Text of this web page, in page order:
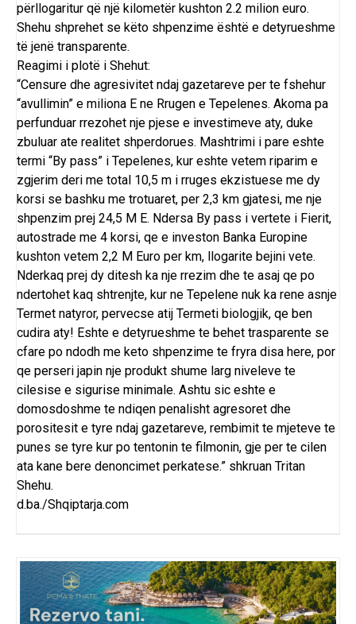
përllogaritur që një kilometër kushton 2.2 milion euro.
Shehu shprehet se këto shpenzime është e detyrueshme
të jenë transparente.
Reagimi i plotë i Shehut:
“Censure dhe agresivitet ndaj gazetareve per te fshehur
“avullimin” e miliona E ne Rrugen e Tepelenes. Akoma pa
perfunduar rrezohet nje pjese e investimeve aty, duke
zbuluar ate realitet shperdorues. Mashtrimi i pare eshte
termi “By pass” i Tepelenes, kur eshte vetem riparim e
zgjerim deri me total 10,5 m i rruges ekzistuese me dy
korsi se bashku me trotuaret, per 2,3 km gjatesi, me nje
shpenzim prej 24,5 M E. Ndersa By pass i vertete i Fierit,
autostrade me 4 korsi, qe e investon Banka Europine
kushton vetem 2,2 M Euro per km, llogarite bejini vete.
Nderkaq prej dy ditesh ka nje rrezim dhe te asaj qe po
ndertohet kaq shtrenjte, kur ne Tepelene nuk ka rene asnje
Termet natyror, pervecse atij Termeti biologjik, qe ben
cudira aty! Eshte e detyrueshme te behet trasparente se
cfare po ndodh me keto shpenzime te fryra disa here, por
qe perseri japin nje produkt shume larg niveleve te
cilesise e sigurise minimale. Ashtu sic eshte e
domosdoshme te ndiqen penalisht agresoret dhe
porositesit e tyre ndaj gazetareve, rembimit te mjeteve te
punes se tyre kur po tentonin te filmonin, gje per te cilen
ata kane bere denoncimet perkatese.” shkruan Tritan
Shehu.
d.ba./Shqiptarja.com